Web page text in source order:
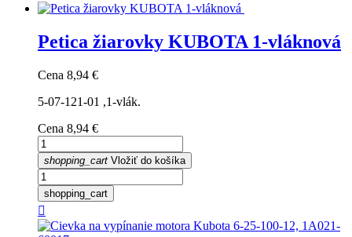
Petica žiarovky KUBOTA 1-vláknová
Cena 8,94 €
5-07-121-01 ,1-vlák.
Cena 8,94 €
shopping_cart Vložiť do košíka
shopping_cart
